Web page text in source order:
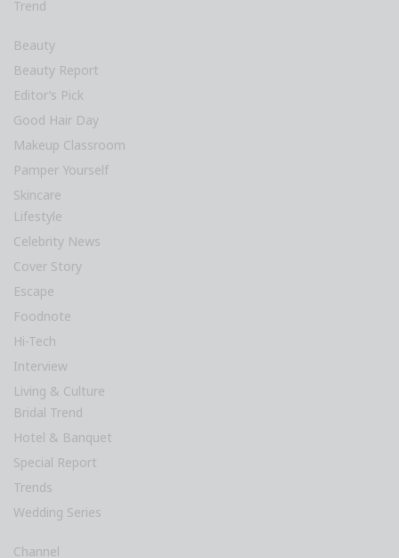
Trend
Beauty
Beauty Report
Editor’s Pick
Good Hair Day
Makeup Classroom
Pamper Yourself
Skincare
Lifestyle
Celebrity News
Cover Story
Escape
Foodnote
Hi-Tech
Interview
Living & Culture
Bridal Trend
Hotel & Banquet
Special Report
Trends
Wedding Series
Channel